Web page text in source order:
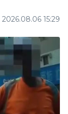
2026.08.06 15:29